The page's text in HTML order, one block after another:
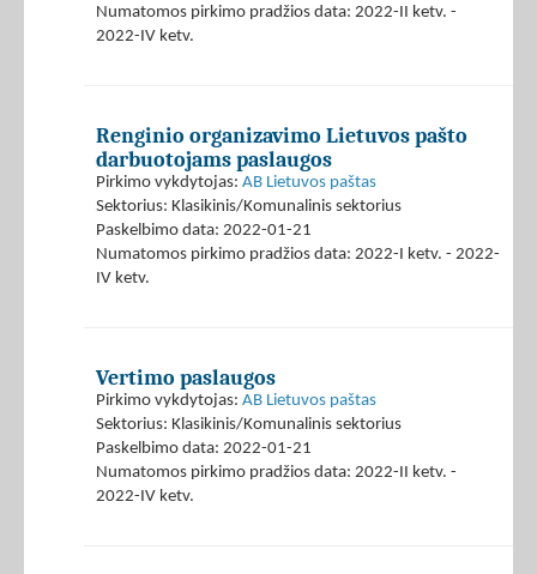
Numatomos pirkimo pradžios data: 2022-II ketv. -
2022-IV ketv.
Renginio organizavimo Lietuvos pašto
darbuotojams paslaugos
Pirkimo vykdytojas: AB Lietuvos paštas
Sektorius: Klasikinis/Komunalinis sektorius
Paskelbimo data: 2022-01-21
Numatomos pirkimo pradžios data: 2022-I ketv. - 2022-
IV ketv.
Vertimo paslaugos
Pirkimo vykdytojas: AB Lietuvos paštas
Sektorius: Klasikinis/Komunalinis sektorius
Paskelbimo data: 2022-01-21
Numatomos pirkimo pradžios data: 2022-II ketv. -
2022-IV ketv.